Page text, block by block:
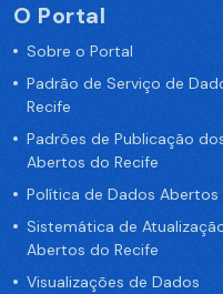
O Portal
Sobre o Portal
Padrão de Serviço de
Recife
Padrões de Publicação
Abertos do Recife
Política de Dados
Sistemática de
Abertos do Recife
Visualizações de Dados